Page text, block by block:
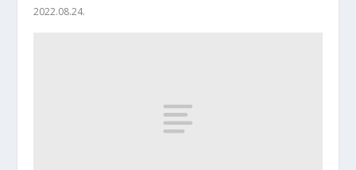
2022.08.24.